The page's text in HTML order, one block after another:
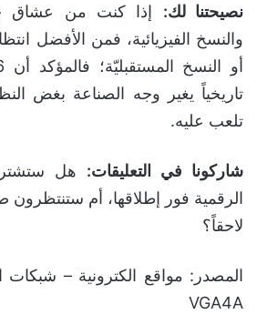
نصيحتنا لك: إذا كنت من عشاق
والنسخ الفيزيائية، فمن الأفضل
تاريخياً يغير وجه الصناعة بغض
تلعب عليه.
شاركونا في التعليقات:
الرقمية فور إطلاقها، أم ستنتظرون
لاحقاً؟
المصدر: مواقع الكترونية – شبكات
VGA4A